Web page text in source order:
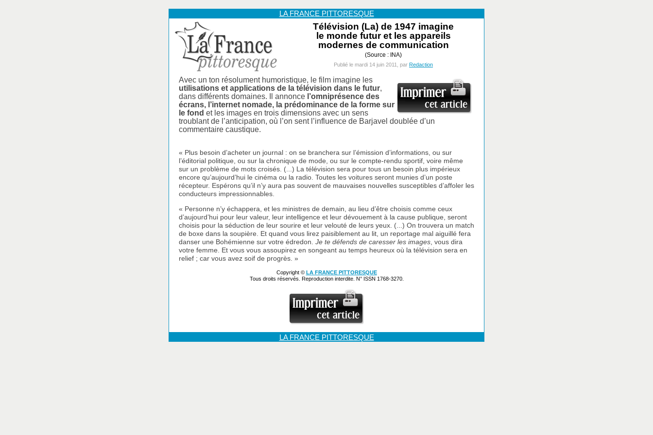
LA FRANCE PITTORESQUE
Télévision (La) de 1947 imagine
le monde futur et les appareils
modernes de communication
(Source : INA)
Publié le mardi 14 juin 2011, par Redaction
Avec un ton résolument humoristique, le film imagine les
utilisations et applications de la télévision dans le futur,
dans différents domaines. Il annonce l’omniprésence des
écrans, l’internet nomade, la prédominance de la forme sur
le fond et les images en trois dimensions avec un sens
troublant de l’anticipation, où l’on sent l’influence de Barjavel doublée d’un
commentaire caustique.
« Plus besoin d’acheter un journal : on se branchera sur l’émission d’informations, ou sur
l’éditorial politique, ou sur la chronique de mode, ou sur le compte-rendu sportif, voire même
sur un problème de mots croisés. (...) La télévision sera pour tous un besoin plus impérieux
encore qu’aujourd’hui le cinéma ou la radio. Toutes les voitures seront munies d’un poste
récepteur. Espérons qu’il n’y aura pas souvent de mauvaises nouvelles susceptibles d’affoler les
conducteurs impressionnables.
« Personne n’y échappera, et les ministres de demain, au lieu d’être choisis comme ceux
d’aujourd’hui pour leur valeur, leur intelligence et leur dévouement à la cause publique, seront
choisis pour la séduction de leur sourire et leur velouté de leurs yeux. (...) On trouvera un match
de boxe dans la soupière. Et quand vous lirez paisiblement au lit, un reportage mal aiguillé fera
danser une Bohémienne sur votre édredon. Je te défends de caresser les images , vous dira
votre femme. Et vous vous assoupirez en songeant au temps heureux où la télévision sera en
relief ; car vous avez soif de progrès. »
Copyright © LA FRANCE PITTORESQUE
Tous droits réservés. Reproduction interdite. N° ISSN 1768-3270.
LA FRANCE PITTORESQUE